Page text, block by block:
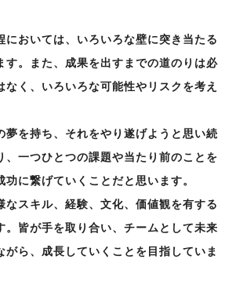
においては、いろいろな壁に突き当たる
す。また、成果を出すまでの道のりは必
なく、いろいろな可能性やリスクを考え
夢を持ち、それをやり遂げようと思い続
、一つひとつの課題や当たり前のことを
に繋げていくことだと思います。
なスキル、経験、文化、価値観を有する
。皆が手を取り合い、チームとして未来
がら、成長していくことを目指していま